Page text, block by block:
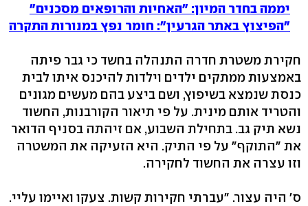
יממה בחדר המיון: "האחיות והרופאים מסכנים"
"הפיצוץ באתר הגרעין": חומר נפץ במנורות התקרה
חקירת משטרת חדרה התנהלה בחשד כי גבר פיתה
באמצעות ממתקים ילדים וילדות להיכנס איתו לבית
כנסת שנמצא בשיפוץ, ושם ביצע בהם מעשים מגונים
והטריד אותם מינית. על פי תיאור הקורבנות, החשוד
נשא תיק גב. בתחילת השבוע, אם זיהתה בסניף הדואר
את "התוקף" על פי התיק. היא הזעיקה את המשטרה
וזו עצרה את החשוד לחקירה.
ס' היה עצור. "עברתי חקירות קשות. צעקו ואיימו עליי.